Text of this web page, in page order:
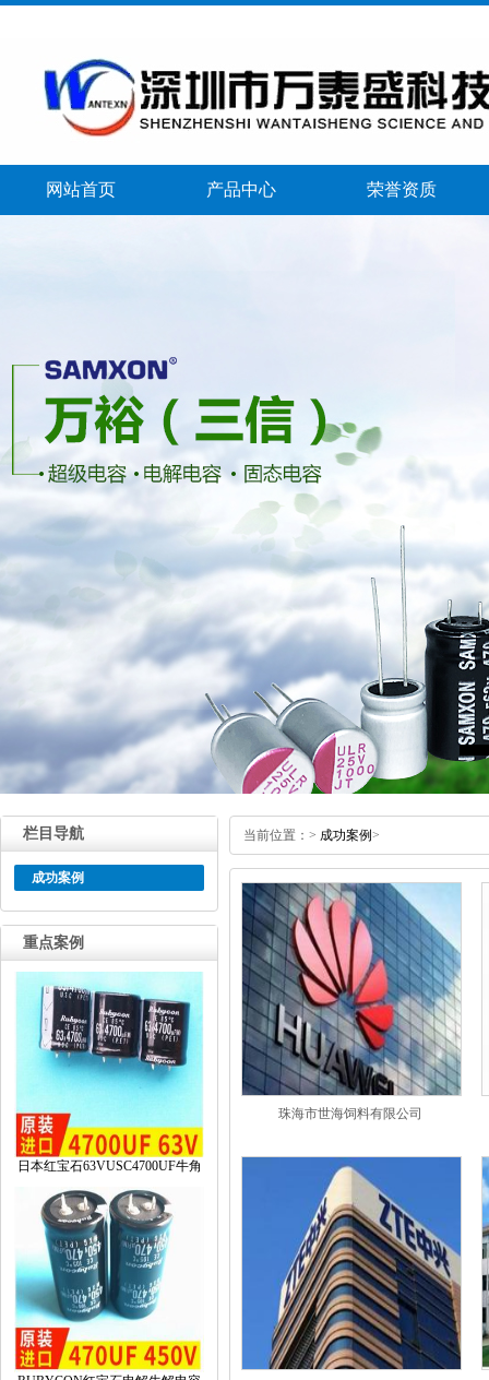
网站首页 产品中心 荣誉资质
栏目导航
成功案例
重点案例
日本红宝石63VUSC4700UF牛角
当前位置： > 成功案例>
珠海市世海饲料有限公司